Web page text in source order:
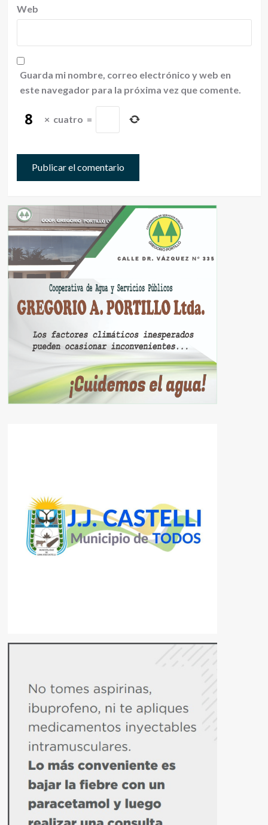
Web
Guarda mi nombre, correo electrónico y web en
este navegador para la próxima vez que comente.
× cuatro =